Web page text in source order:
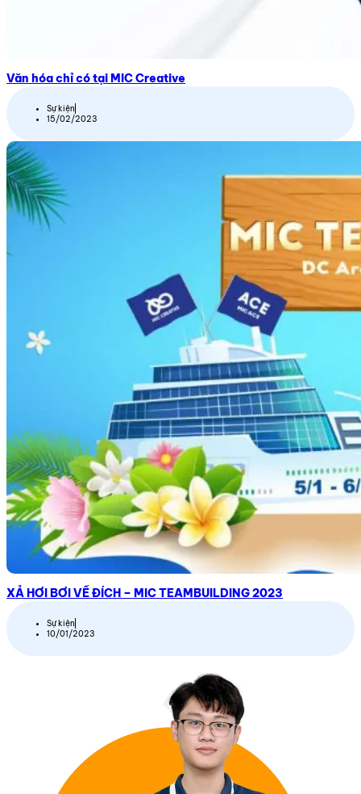
Văn hóa chỉ có tại MIC Creative
Sự kiện
15/02/2023
XẢ HƠI BƠI VỀ ĐÍCH – MIC TEAMBUILDING 2023
Sự kiện
10/01/2023